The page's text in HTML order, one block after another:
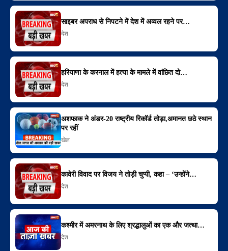
साइबर अपराध से निपटने में देश में अव्वल रहने पर…
देश
हरियाणा के करनाल में हत्या के मामले में वांछित दो…
देश
अशफाक ने अंडर-20 राष्ट्रीय रिकॉर्ड तोड़ा,अमानत छठे स्थान
पर रहीं
खेल
कावेरी विवाद पर विजय ने तोड़ी चुप्पी, कहा – ‘उन्होंने…
देश
कश्मीर में अमरनाथ के लिए श्रद्धालुओं का एक और जत्था…
देश